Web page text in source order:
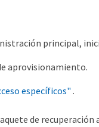
principal,
aprovisionamiento.
específicos".
de